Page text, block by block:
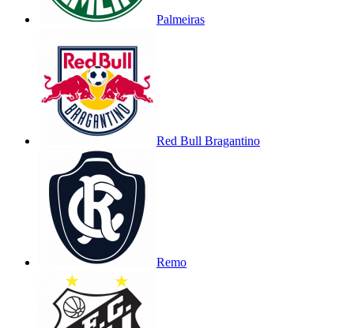
Palmeiras
Red Bull Bragantino
Remo